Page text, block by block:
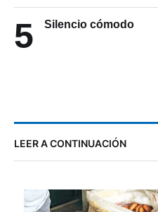
5 Silencio cómodo
LEER A CONTINUACIÓN